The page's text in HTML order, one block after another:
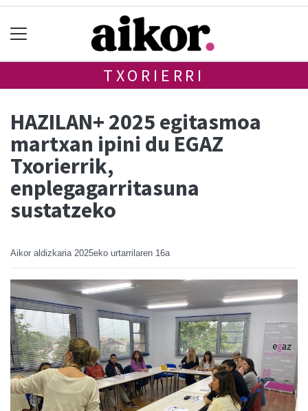
TXORIERRI
HAZILAN+ 2025 egitasmoa
martxan ipini du EGAZ
Txorierrik,
enplegagarritasuna
sustatzeko
Aikor aldizkaria 2025eko urtarrilaren 16a